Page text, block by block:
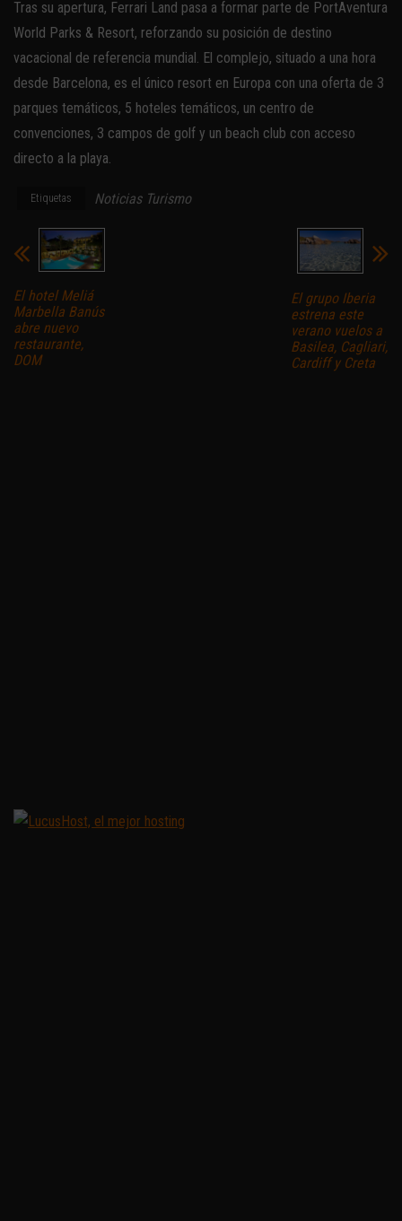
Tras su apertura, Ferrari Land pasa a formar parte de PortAventura
World Parks & Resort, reforzando su posición de destino
vacacional de referencia mundial. El complejo, situado a una hora
desde Barcelona, es el único resort en Europa con una oferta de 3
parques temáticos, 5 hoteles temáticos, un centro de
convenciones, 3 campos de golf y un beach club con acceso
directo a la playa.
Etiquetas Noticias Turismo
El hotel Meliá
Marbella Banús
abre nuevo
restaurante,
DOM
El grupo Iberia
estrena este
verano vuelos a
Basilea, Cagliari,
Cardiff y Creta